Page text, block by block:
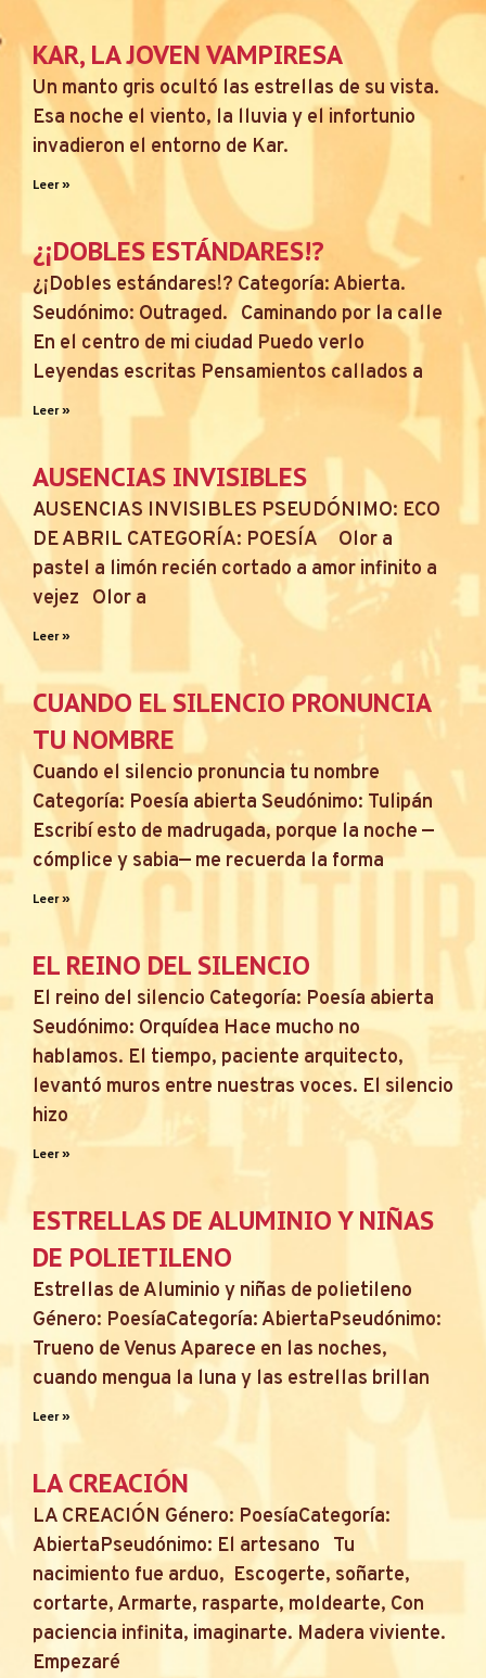
KAR, LA JOVEN VAMPIRESA
Un manto gris ocultó las estrellas de su vista.
Esa noche el viento, la lluvia y el infortunio
invadieron el entorno de Kar.
Leer »
¿¡DOBLES ESTÁNDARES!?
¿¡Dobles estándares!? Categoría: Abierta.
Seudónimo: Outraged. Caminando por la calle
En el centro de mi ciudad Puedo verlo
Leyendas escritas Pensamientos callados a
Leer »
AUSENCIAS INVISIBLES
AUSENCIAS INVISIBLES PSEUDÓNIMO: ECO
DE ABRIL CATEGORÍA: POESÍA Olor a
pastel a limón recién cortado a amor infinito a
vejez Olor a
Leer »
CUANDO EL SILENCIO PRONUNCIA
TU NOMBRE
Cuando el silencio pronuncia tu nombre
Categoría: Poesía abierta Seudónimo: Tulipán
Escribí esto de madrugada, porque la noche —
cómplice y sabia— me recuerda la forma
Leer »
EL REINO DEL SILENCIO
El reino del silencio Categoría: Poesía abierta
Seudónimo: Orquídea Hace mucho no
hablamos. El tiempo, paciente arquitecto,
levantó muros entre nuestras voces. El silencio
hizo
Leer »
ESTRELLAS DE ALUMINIO Y NIÑAS
DE POLIETILENO
Estrellas de Aluminio y niñas de polietileno
Género: PoesíaCategoría: AbiertaPseudónimo:
Trueno de Venus Aparece en las noches,
cuando mengua la luna y las estrellas brillan
Leer »
LA CREACIÓN
LA CREACIÓN Género: PoesíaCategoría:
AbiertaPseudónimo: El artesano Tu
nacimiento fue arduo, Escogerte, soñarte,
cortarte, Armarte, rasparte, moldearte, Con
paciencia infinita, imaginarte. Madera viviente.
Empezaré